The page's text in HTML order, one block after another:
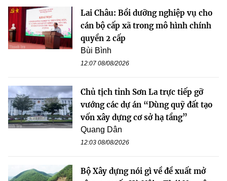
Lai Châu: Bồi dưỡng nghiệp vụ cho
cán bộ cấp xã trong mô hình chính
quyền 2 cấp
Bùi Bình
12:07 08/08/2026
Chủ tịch tỉnh Sơn La trực tiếp gỡ
vướng các dự án “Dùng quỹ đất tạo
vốn xây dựng cơ sở hạ tầng”
Quang Dân
12:03 08/08/2026
Bộ Xây dựng nói gì về đề xuất mở